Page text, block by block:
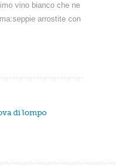
vino bianco che ne
arrostite con
di lompo